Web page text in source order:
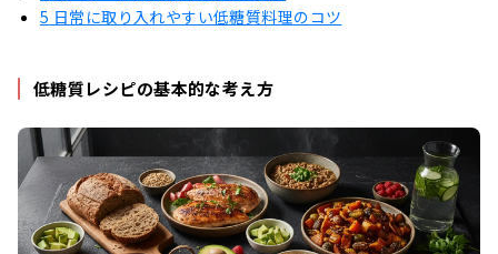
5 日常に取り入れやすい低糖質料理のコツ
低糖質レシピの基本的な考え方